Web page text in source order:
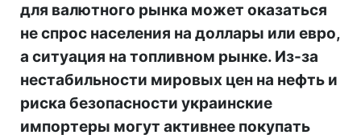
для валютного рынка может оказаться
не спрос населения на доллары или евро,
а ситуация на топливном рынке. Из-за
нестабильности мировых цен на нефть и
риска безопасности украинские
импортеры могут активнее покупать